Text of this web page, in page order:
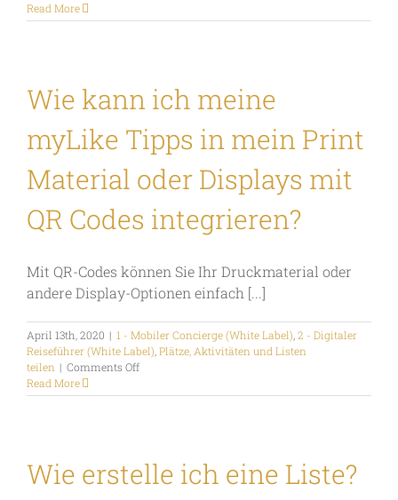
kann
meine
eigene
und
Systeme
oder
die
integrieren?
Read More
Wie kann ich meine
myLike Tipps in mein Print
Material oder Displays mit
QR Codes integrieren?
Mit QR-Codes können Sie Ihr Druckmaterial oder
andere Display-Optionen einfach [...]
April 13th, 2020 | 1 - Mobiler Concierge (White Label) 2 - Digitaler
Reiseführer (White Label) Plätze, Aktivitäten und Listen
teilen | Comments Offon
kann
Tipps
in
Read More
Wie erstelle ich eine Liste?